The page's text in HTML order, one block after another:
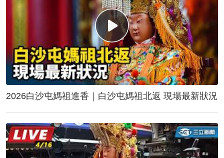
2026白沙屯媽祖進香｜白沙屯媽祖北返 現場最新狀況